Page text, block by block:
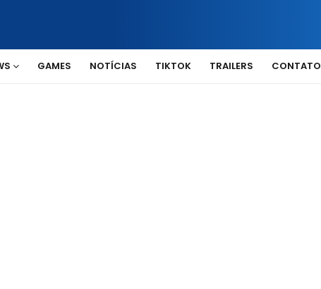
GAMES NOTÍCIAS TIKTOK TRAILERS CONTATO